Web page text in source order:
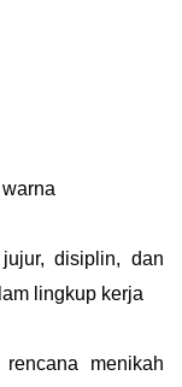
disiplin, dan
lingkup kerja
menikah